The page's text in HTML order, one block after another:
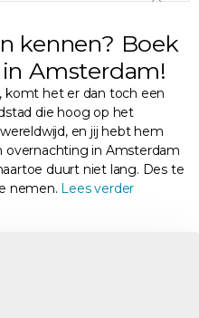
kennen? Boek
Amsterdam!
komt het er dan toch een
die hoog op het
en jij hebt hem
overnachting in Amsterdam
duurt niet lang. Des te
nemen. Lees verder